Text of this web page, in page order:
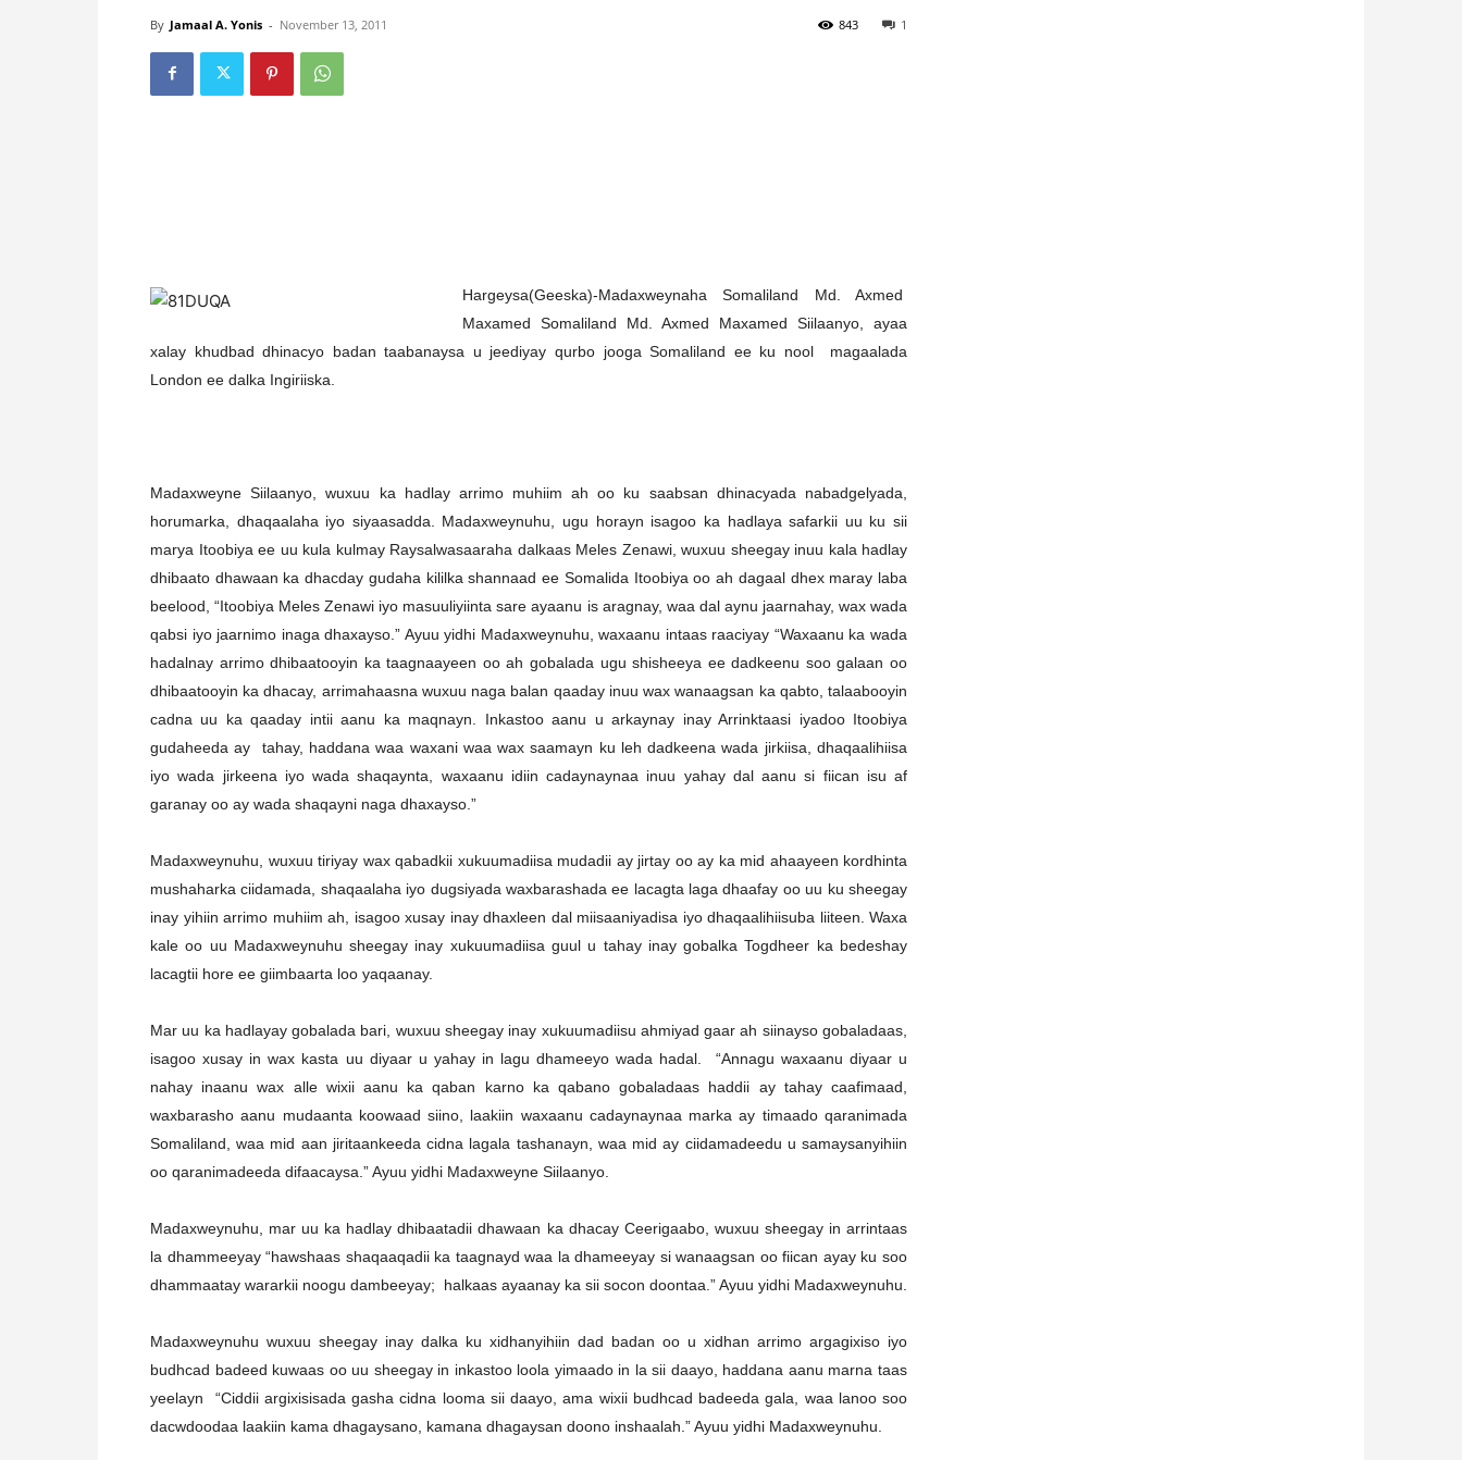
By Jamaal A. Yonis - November 13, 2011 1
843
Hargeysa(Geeska)-Madaxweynaha Somaliland Md. Axmed
Maxamed Somaliland Md. Axmed Maxamed Siilaanyo, ayaa
xalay khudbad dhinacyo badan taabanaysa u jeediyay qurbo jooga Somaliland ee ku nool magaalada
London ee dalka Ingiriiska.
Madaxweyne Siilaanyo, wuxuu ka hadlay arrimo muhiim ah oo ku saabsan dhinacyada nabadgelyada,
horumarka, dhaqaalaha iyo siyaasadda. Madaxweynuhu, ugu horayn isagoo ka hadlaya safarkii uu ku sii
marya Itoobiya ee uu kula kulmay Raysalwasaaraha dalkaas Meles Zenawi, wuxuu sheegay inuu kala hadlay
dhibaato dhawaan ka dhacday gudaha kililka shannaad ee Somalida Itoobiya oo ah dagaal dhex maray laba
beelood, “Itoobiya Meles Zenawi iyo masuuliyiinta sare ayaanu is aragnay, waa dal aynu jaarnahay, wax wada
qabsi iyo jaarnimo inaga dhaxayso.” Ayuu yidhi Madaxweynuhu, waxaanu intaas raaciyay “Waxaanu ka wada
hadalnay arrimo dhibaatooyin ka taagnaayeen oo ah gobalada ugu shisheeya ee dadkeenu soo galaan oo
dhibaatooyin ka dhacay, arrimahaasna wuxuu naga balan qaaday inuu wax wanaagsan ka qabto, talaabooyin
cadna uu ka qaaday intii aanu ka maqnayn. Inkastoo aanu u arkaynay inay Arrinktaasi iyadoo Itoobiya
gudaheeda ay tahay, haddana waa waxani waa wax saamayn ku leh dadkeena wada jirkiisa, dhaqaalihiisa
iyo wada jirkeena iyo wada shaqaynta, waxaanu idiin cadaynaynaa inuu yahay dal aanu si fiican isu af
garanay oo ay wada shaqayni naga dhaxayso.”
Madaxweynuhu, wuxuu tiriyay wax qabadkii xukuumadiisa mudadii ay jirtay oo ay ka mid ahaayeen kordhinta
mushaharka ciidamada, shaqaalaha iyo dugsiyada waxbarashada ee lacagta laga dhaafay oo uu ku sheegay
inay yihiin arrimo muhiim ah, isagoo xusay inay dhaxleen dal miisaaniyadisa iyo dhaqaalihiisuba liiteen. Waxa
kale oo uu Madaxweynuhu sheegay inay xukuumadiisa guul u tahay inay gobalka Togdheer ka bedeshay
lacagtii hore ee giimbaarta loo yaqaanay.
Mar uu ka hadlayay gobalada bari, wuxuu sheegay inay xukuumadiisu ahmiyad gaar ah siinayso gobaladaas,
isagoo xusay in wax kasta uu diyaar u yahay in lagu dhameeyo wada hadal. “Annagu waxaanu diyaar u
nahay inaanu wax alle wixii aanu ka qaban karno ka qabano gobaladaas haddii ay tahay caafimaad,
waxbarasho aanu mudaanta koowaad siino, laakiin waxaanu cadaynaynaa marka ay timaado qaranimada
Somaliland, waa mid aan jiritaankeeda cidna lagala tashanayn, waa mid ay ciidamadeedu u samaysanyihiin
oo qaranimadeeda difaacaysa.” Ayuu yidhi Madaxweyne Siilaanyo.
Madaxweynuhu, mar uu ka hadlay dhibaatadii dhawaan ka dhacay Ceerigaabo, wuxuu sheegay in arrintaas
la dhammeeyay “hawshaas shaqaaqadii ka taagnayd waa la dhameeyay si wanaagsan oo fiican ayay ku soo
dhammaatay wararkii noogu dambeeyay; halkaas ayaanay ka sii socon doontaa.” Ayuu yidhi Madaxweynuhu.
Madaxweynuhu wuxuu sheegay inay dalka ku xidhanyihiin dad badan oo u xidhan arrimo argagixiso iyo
budhcad badeed kuwaas oo uu sheegay in inkastoo loola yimaado in la sii daayo, haddana aanu marna taas
yeelayn “Ciddii argixisisada gasha cidna looma sii daayo, ama wixii budhcad badeeda gala, waa lanoo soo
dacwdoodaa laakiin kama dhagaysano, kamana dhagaysan doono inshaalah.” Ayuu yidhi Madaxweynuhu.